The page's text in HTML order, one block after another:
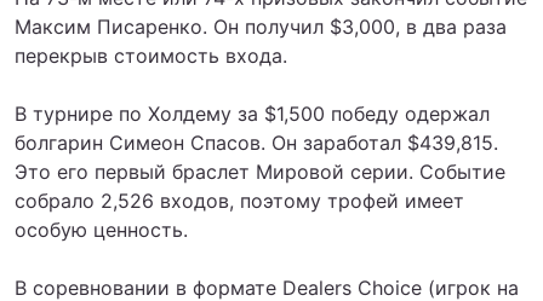
Максим Писаренко. Он получил $3,000, в два раза
перекрыв стоимость входа.
В турнире по Холдему за $1,500 победу одержал
болгарин Симеон Спасов. Он заработал $439,815.
Это его первый браслет Мировой серии. Событие
собрало 2,526 входов, поэтому трофей имеет
особую ценность.
В соревновании в формате Dealers Choice (игрок на